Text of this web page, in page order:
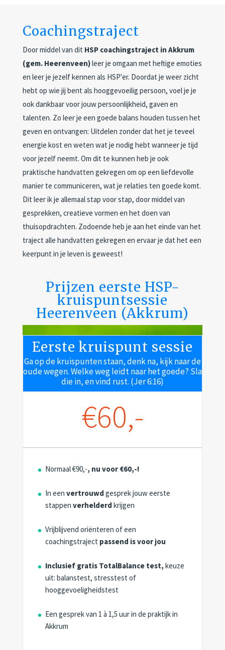
Coachingstraject
Door middel van dit HSP coachingstraject in Akkrum
(gem. Heerenveen)leer je omgaan met heftige emoties
en leer je jezelf kennen als HSP'er. Doordat je weer zicht
hebt op wie jij bent als hooggevoeilig persoon, voel je je
ook dankbaar voor jouw persoonlijkheid, gaven en
talenten. Zo leer je een goede balans houden tussen het
geven en ontvangen: Uitdelen zonder dat het je teveel
energie kost en weten wat je nodig hebt wanneer je tijd
voor jezelf neemt. Om dit te kunnen heb je ook
praktische handvatten gekregen om op een liefdevolle
manier te communiceren, wat je relaties ten goede komt.
Dit leer ik je allemaal stap voor stap, door middel van
gesprekken, creatieve vormen en het doen van
thuisopdrachten. Zodoende heb je aan het einde van het
traject alle handvatten gekregen en ervaar je dat het een
keerpunt in je leven is geweest!
Prijzen eerste HSP-
kruispuntsessie
Heerenveen (Akkrum)
Eerste kruispunt sessie
Ga op de kruispunten staan, denk na, kijk naar de
oude wegen. Welke weg leidt naar het goede? Sla
die in, en vind rust. (Jer 6:16)
€60,-
Normaal €90,-, nu voor €60,-!
In een vertrouwd gesprek jouw eerste
stappen verhelderd krijgen
Vrijblijvend oriënteren of een
coachingstraject passend is voor jou
Inclusief gratis TotalBalance test, keuze
uit: balanstest, stresstest of
hooggevoeligheidstest
Een gesprek van 1 à 1,5 uur in de praktijk in
Akkrum